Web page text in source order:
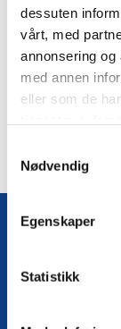
dessuten
vårt, med
annonsering
med annen
eller som de
Nødvendig
Egenskaper
Statistikk
en rekke aktører
Se program for
Se deltakerliste
0
Helgelandsrådet
Torolv